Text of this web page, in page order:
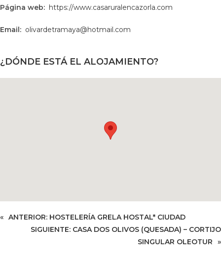
Página web: https://www.casaruralencazorla.com
Email: olivardetramaya@hotmail.com
¿DÓNDE ESTÁ EL ALOJAMIENTO?
« ANTERIOR: HOSTELERÍA GRELA HOSTAL* CIUDAD
SIGUIENTE: CASA DOS OLIVOS (QUESADA) – CORTIJO
SINGULAR OLEOTUR
»